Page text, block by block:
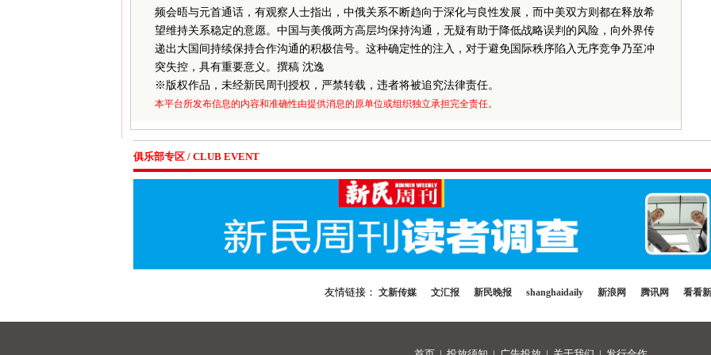
频会晤与元首通话，有观察人士指出，中俄关系不断趋向于深化与良性发展，而中美双方则都在释放希
望维持关系稳定的意愿。中国与美俄两方高层均保持沟通，无疑有助于降低战略误判的风险，向外界传
递出大国间持续保持合作沟通的积极信号。这种确定性的注入，对于避免国际秩序陷入无序竞争乃至冲
突失控，具有重要意义。撰稿 沈逸
※ 版权作品，未经新民周刊授权，严禁转载，违者将被追究法律责任。
本平台所发布信息的内容和准确性由提供消息的原单位或组织独立承担完全责任。
俱乐部专区 / CLUB EVENT
友情链接： 文新传媒 文汇报 新民晚报 shanghaidaily 新浪网 腾讯网 看看